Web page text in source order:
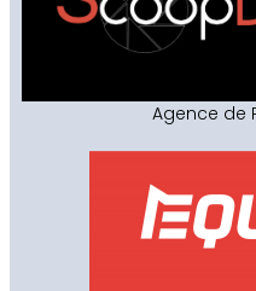
Agence de